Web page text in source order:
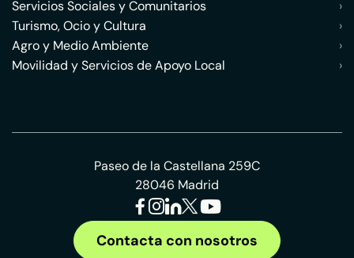
Servicios Sociales y Comunitarios
›
Turismo, Ocio y Cultura
›
Agro y Medio Ambiente
›
Movilidad y Servicios de Apoyo Local
›
Paseo de la Castellana 259C
28046 Madrid
Contacta con nosotros